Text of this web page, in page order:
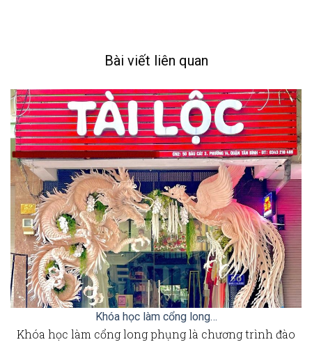
Bài viết liên quan
Khóa học làm cổng long…
Khóa học làm cổng long phụng là chương trình đào